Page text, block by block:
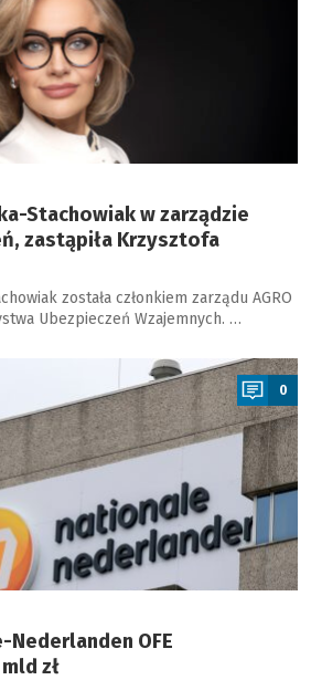
Stachowiak w zarządzie
zastąpiła Krzysztofa
została członkiem zarządu AGRO
Ubezpieczeń Wzajemnych. …
0
OFE
zł